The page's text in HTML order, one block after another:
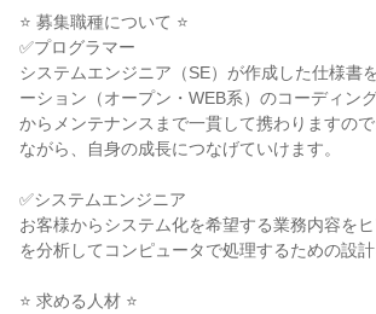
⭐ 募集職種について ⭐
✅プログラマー
システムエンジニア（SE）が作成した仕様書
ーション（オープン・WEB系）のコーディン
からメンテナンスまで一貫して携わりますの
ながら、自身の成長につなげていけます。
✅システムエンジニア
お客様からシステム化を希望する業務内容を
を分析してコンピュータで処理するための設計
⭐ 求める人材 ⭐